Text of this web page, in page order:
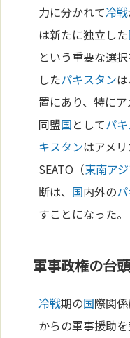
力に分かれて冷戦
は新たに独立した
という重要な選
したパキスタン
置にあり、特に
同盟国としてパ
キスタンはアメ
SEATO（東南ア
断は、 国内外の
すことになった。
軍事政権の台頭
冷戦期の国際関係
からの軍事援助